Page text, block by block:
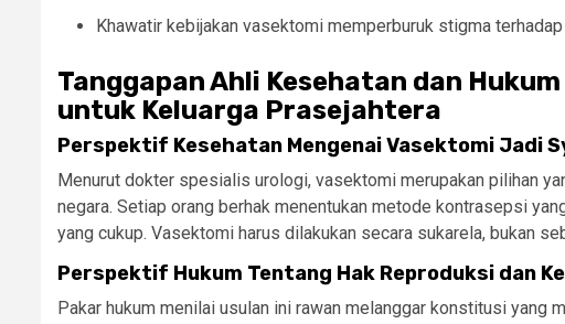
Khawatir kebijakan vasektomi memperburuk stigma
Tanggapan Ahli Kesehatan dan
untuk Keluarga Prasejahtera
Perspektif Kesehatan Mengenai Vasektomi Jadi
Menurut dokter spesialis urologi, vasektomi merupakan pilihan
negara. Setiap orang berhak menentukan metode kontrasepsi
yang cukup. Vasektomi harus dilakukan secara sukarela, bukan
Perspektif Hukum Tentang Hak Reproduksi dan
Pakar hukum menilai usulan ini rawan melanggar konstitusi yang